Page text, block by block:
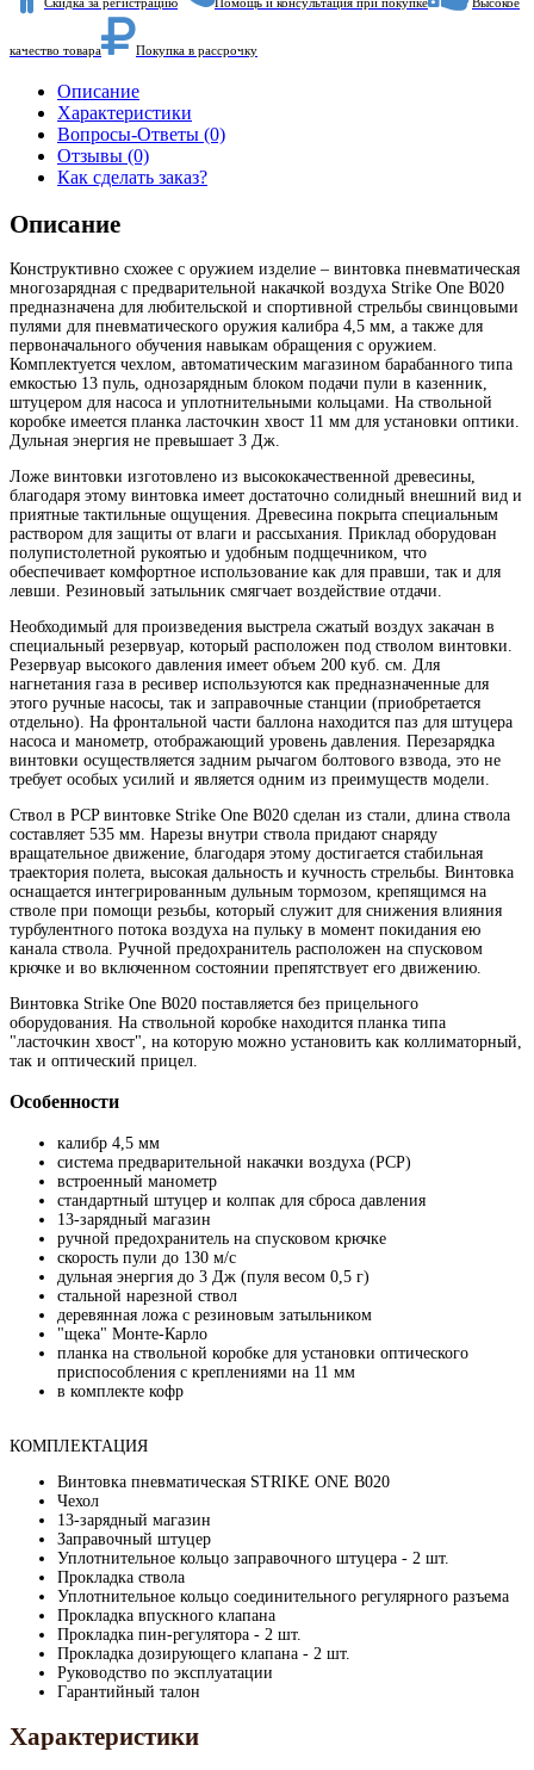
качество товара Покупка в рассрочку
Описание
Характеристики
Вопросы-Ответы (0)
Отзывы (0)
Как сделать заказ?
Описание
Конструктивно схожее с оружием изделие – винтовка пневматическая
многозарядная с предварительной накачкой воздуха Strike One B020
предназначена для любительской и спортивной стрельбы свинцовыми
пулями для пневматического оружия калибра 4,5 мм, а также для
первоначального обучения навыкам обращения с оружием.
Комплектуется чехлом, автоматическим магазином барабанного типа
емкостью 13 пуль, однозарядным блоком подачи пули в казенник,
штуцером для насоса и уплотнительными кольцами. На ствольной
коробке имеется планка ласточкин хвост 11 мм для установки оптики.
Дульная энергия не превышает 3 Дж.
Ложе винтовки изготовлено из высококачественной древесины,
благодаря этому винтовка имеет достаточно солидный внешний вид и
приятные тактильные ощущения. Древесина покрыта специальным
раствором для защиты от влаги и рассыхания. Приклад оборудован
полупистолетной рукоятью и удобным подщечником, что
обеспечивает комфортное использование как для правши, так и для
левши. Резиновый затыльник смягчает воздействие отдачи.
Необходимый для произведения выстрела сжатый воздух закачан в
специальный резервуар, который расположен под стволом винтовки.
Резервуар высокого давления имеет объем 200 куб. см. Для
нагнетания газа в ресивер используются как предназначенные для
этого ручные насосы, так и заправочные станции (приобретается
отдельно). На фронтальной части баллона находится паз для штуцера
насоса и манометр, отображающий уровень давления. Перезарядка
винтовки осуществляется задним рычагом болтового взвода, это не
требует особых усилий и является одним из преимуществ модели.
Ствол в PCP винтовке Strike One B020 сделан из стали, длина ствола
составляет 535 мм. Нарезы внутри ствола придают снаряду
вращательное движение, благодаря этому достигается стабильная
траектория полета, высокая дальность и кучность стрельбы. Винтовка
оснащается интегрированным дульным тормозом, крепящимся на
стволе при помощи резьбы, который служит для снижения влияния
турбулентного потока воздуха на пульку в момент покидания ею
канала ствола. Ручной предохранитель расположен на спусковом
крючке и во включенном состоянии препятствует его движению.
Винтовка Strike One B020 поставляется без прицельного
оборудования. На ствольной коробке находится планка типа
"ласточкин хвост", на которую можно установить как коллиматорный,
так и оптический прицел.
Особенности
калибр 4,5 мм
система предварительной накачки воздуха (PCP)
встроенный манометр
стандартный штуцер и колпак для сброса давления
13-зарядный магазин
ручной предохранитель на спусковом крючке
скорость пули до 130 м/с
дульная энергия до 3 Дж (пуля весом 0,5 г)
стальной нарезной ствол
деревянная ложа с резиновым затыльником
"щека" Монте-Карло
планка на ствольной коробке для установки оптического
приспособления с креплениями на 11 мм
в комплекте кофр
КОМПЛЕКТАЦИЯ
Винтовка пневматическая STRIKE ONE B020
Чехол
13-зарядный магазин
Заправочный штуцер
Уплотнительное кольцо заправочного штуцера - 2 шт.
Прокладка ствола
Уплотнительное кольцо соединительного регулярного разъема
Прокладка впускного клапана
Прокладка пин-регулятора - 2 шт.
Прокладка дозирующего клапана - 2 шт.
Руководство по эксплуатации
Гарантийный талон
Характеристики